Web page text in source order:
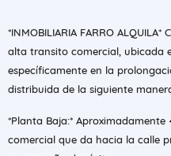
*INMOBILIARIA FARRO
alta transito comercial, ubicada
específicamente en la
distribuida de la siguiente
*Planta Baja:*
comercial que da hacia la calle